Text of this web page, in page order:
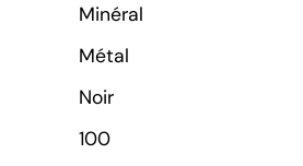
Minéral
Métal
Noir
100